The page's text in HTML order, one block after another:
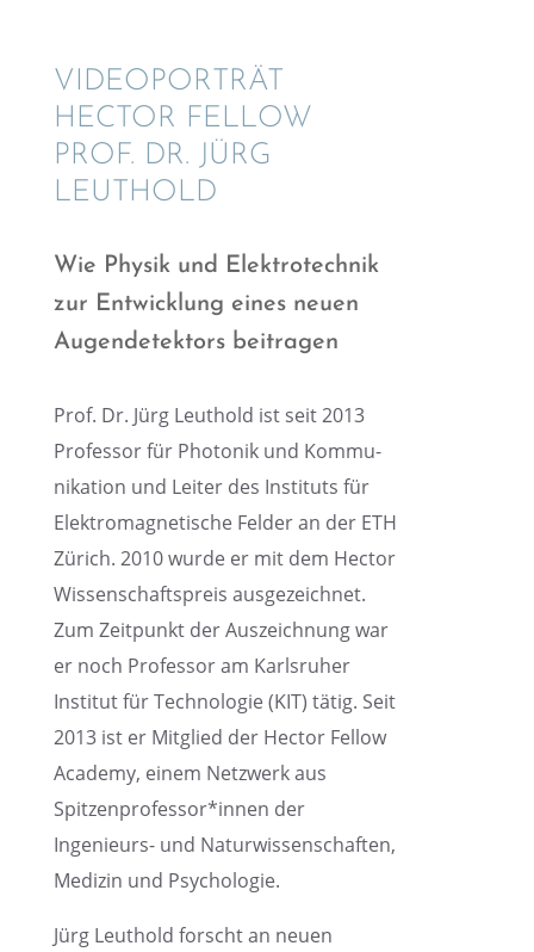
VIDEO­POR­TRÄT
HECTOR FELLOW
PROF. DR. JÜRG
LEUTHOLD
Wie Physik und Elektro­tech­nik
zur Entwick­lung eines neuen
Augen­de­tek­tors beitragen
Prof. Dr. Jürg Leuthold ist seit 2013
Profes­sor für Photo­nik und Kommu­
ni­ka­tion und Leiter des Insti­tuts für
Elektro­ma­gne­ti­sche Felder an der ETH
Zürich. 2010 wurde er mit dem Hector
Wissen­schafts­preis ausge­zeich­net.
Zum Zeitpunkt der Auszeich­nung war
er noch Profes­sor am Karls­ru­her
Insti­tut für Techno­lo­gie (KIT) tätig. Seit
2013 ist er Mitglied der Hector Fellow
Academy, einem Netzwerk aus
Spitzenprofessor*innen der
Ingenieurs- und Natur­wis­sen­schaf­ten,
Medizin und Psychologie.
Jürg Leuthold forscht an neuen